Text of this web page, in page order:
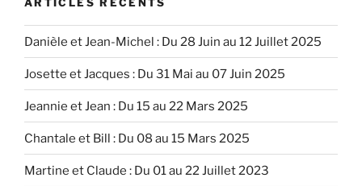
Danièle et Jean-Michel : Du 28 Juin au 12 Juillet 2025
Josette et Jacques : Du 31 Mai au 07 Juin 2025
Jeannie et Jean : Du 15 au 22 Mars 2025
Chantale et Bill : Du 08 au 15 Mars 2025
Martine et Claude : Du 01 au 22 Juillet 2023